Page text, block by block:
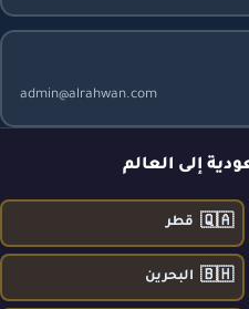
admin@alrahwan.com
إلى العالم
🇶🇦 قطر
🇧🇭 البحرين